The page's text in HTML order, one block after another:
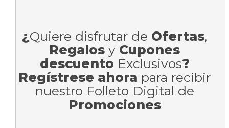
¿Quiere disfrutar de Ofertas,
Regalos y Cupones
descuento Exclusivos?
Regístrese ahora para recibir
nuestro Folleto Digital de
Promociones